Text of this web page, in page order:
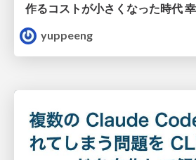
yuppeeng